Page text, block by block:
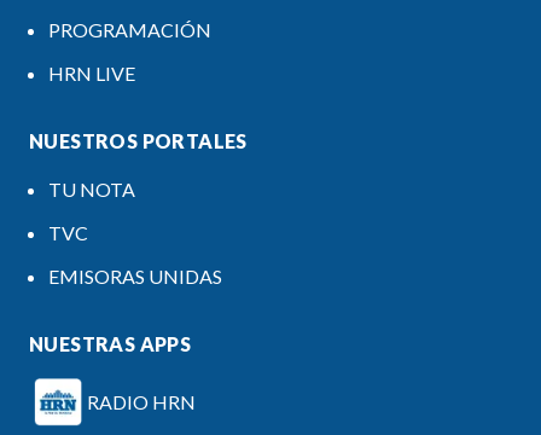
PROGRAMACIÓN
HRN LIVE
NUESTROS PORTALES
TU NOTA
TVC
EMISORAS UNIDAS
NUESTRAS APPS
RADIO HRN